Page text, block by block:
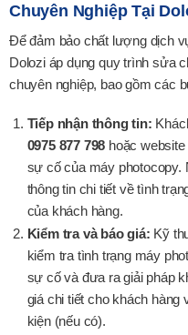
Chuyên Nghiệp Tại
Để đảm bảo chất lượng dịch
Dolozi áp dụng quy trình sửa
chuyên nghiệp, bao gồm các
Tiếp nhận thông tin:
0975 877 798 hoặc website
sự cố của máy photocopy.
thông tin chi tiết về tình
của khách hàng.
Kiểm tra và báo giá: Kỹ
kiểm tra tình trạng máy
sự cố và đưa ra giải pháp
giá chi tiết cho khách
kiện (nếu có).